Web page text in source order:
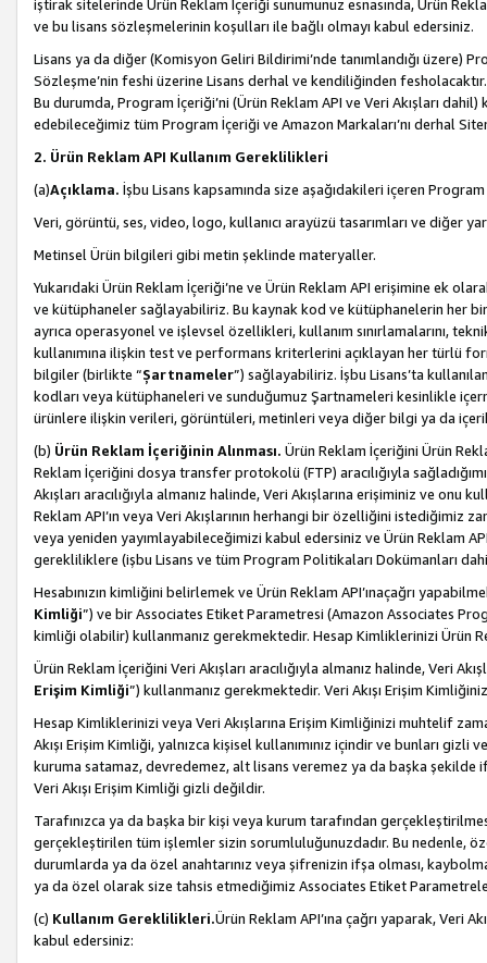
iştirak sitelerinde Ürün Reklam İçeriği sunumunuz esnasında, Ürün
ve bu lisans sözleşmelerinin koşulları ile bağlı olmayı kabul edersiniz.
Lisans ya da diğer (Komisyon Geliri Bildirimi’nde tanımlandığı üzere)
Sözleşme’nin feshi üzerine Lisans derhal ve kendiliğinden
Bu durumda, Program İçeriği’ni (Ürün Reklam API ve Veri Akışları
edebileceğimiz tüm Program İçeriği ve Amazon Markaları’nı derhal
2. Ürün Reklam API Kullanım Gereklilikleri
(a)Açıklama. İşbu Lisans kapsamında size aşağıdakileri içeren
Veri, görüntü, ses, video, logo, kullanıcı arayüzü tasarımları ve diğer
Metinsel Ürün bilgileri gibi metin şeklinde materyaller.
Yukarıdaki Ürün Reklam İçeriği’ne ve Ürün Reklam API erişimine ek
ve kütüphaneler sağlayabiliriz. Bu kaynak kod ve kütüphanelerin her
ayrıca operasyonel ve işlevsel özellikleri, kullanım sınırlamalarını,
kullanımına ilişkin test ve performans kriterlerini açıklayan her türlü
bilgiler (birlikte “Şartnameler”) sağlayabiliriz. İşbu Lisans’ta
kodları veya kütüphaneleri ve sunduğumuz Şartnameleri kesinlikle
ürünlere ilişkin verileri, görüntüleri, metinleri veya diğer bilgi ya da
(b) Ürün Reklam İçeriğinin Alınması. Ürün Reklam İçeriğini Ürün
Reklam İçeriğini dosya transfer protokolü (FTP) aracılığıyla
Akışları aracılığıyla almanız halinde, Veri Akışlarına erişiminiz ve onu
Reklam API’ın veya Veri Akışlarının herhangi bir özelliğini
veya yeniden yayımlayabileceğimizi kabul edersiniz ve Ürün Reklam
gerekliliklere (işbu Lisans ve tüm Program Politikaları Dokümanları
Hesabınızın kimliğini belirlemek ve Ürün Reklam API’ınaçağrı
Kimliği”) ve bir Associates Etiket Parametresi (Amazon Associates
kimliği olabilir) kullanmanız gerekmektedir. Hesap Kimliklerinizi Ürün
Ürün Reklam İçeriğini Veri Akışları aracılığıyla almanız halinde, Veri
Erişim Kimliği”) kullanmanız gerekmektedir. Veri Akışı Erişim
Hesap Kimliklerinizi veya Veri Akışlarına Erişim Kimliğinizi muhtelif
Akışı Erişim Kimliği, yalnızca kişisel kullanımınız içindir ve bunları
kuruma satamaz, devredemez, alt lisans veremez ya da başka şekilde
Veri Akışı Erişim Kimliği gizli değildir.
Tarafınızca ya da başka bir kişi veya kurum tarafından
gerçekleştirilen tüm işlemler sizin sorumluluğunuzdadır. Bu nedenle,
durumlarda ya da özel anahtarınız veya şifrenizin ifşa olması,
ya da özel olarak size tahsis etmediğimiz Associates Etiket
(c) Kullanım Gereklilikleri.Ürün Reklam API’ına çağrı yaparak, Veri
kabul edersiniz: